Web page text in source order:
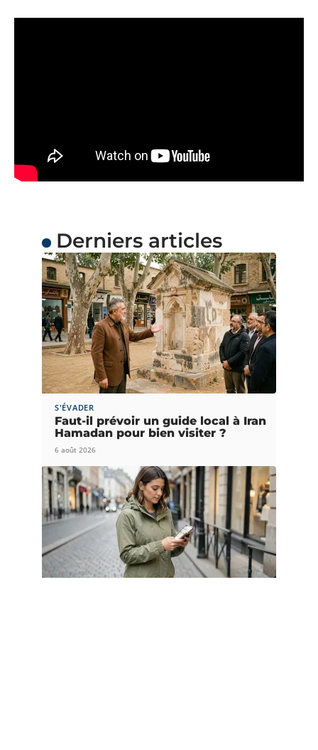
Derniers articles
S'ÉVADER
Faut-il prévoir un guide local à Iran
Hamadan pour bien visiter ?
6 août 2026